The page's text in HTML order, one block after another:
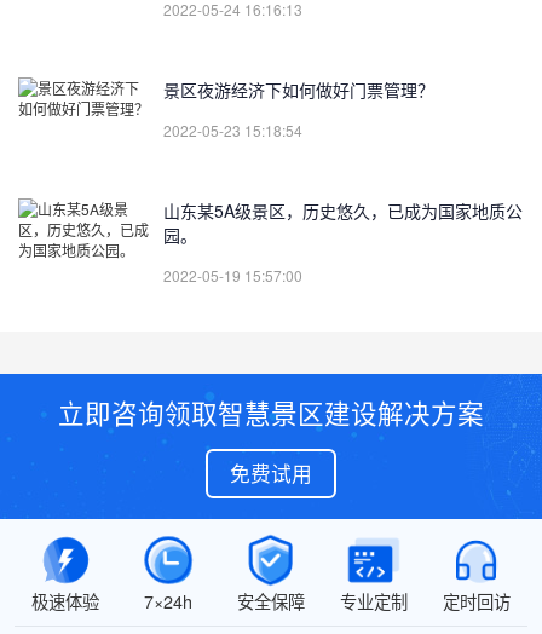
2022-05-24 16:16:13
景区夜游经济下如何做好门票管理？
2022-05-23 15:18:54
山东某5A级景区，历史悠久，已成为国家地质公
园。
2022-05-19 15:57:00
立即咨询领取智慧景区建设解决方案
免费试用
极速体验 7×24h 安全保障 专业定制 定时回访